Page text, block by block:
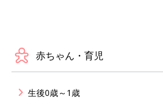
赤ちゃん・育児
生後0歳～1歳